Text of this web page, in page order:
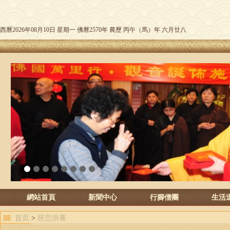
西曆2026年08月10日 星期一 佛曆2570年 農歷 丙午（馬）年 六月廿八
3 4 5 6 7 8
網站首頁 新聞中心 行腳僧團 生活
首页 > 慈悲供養